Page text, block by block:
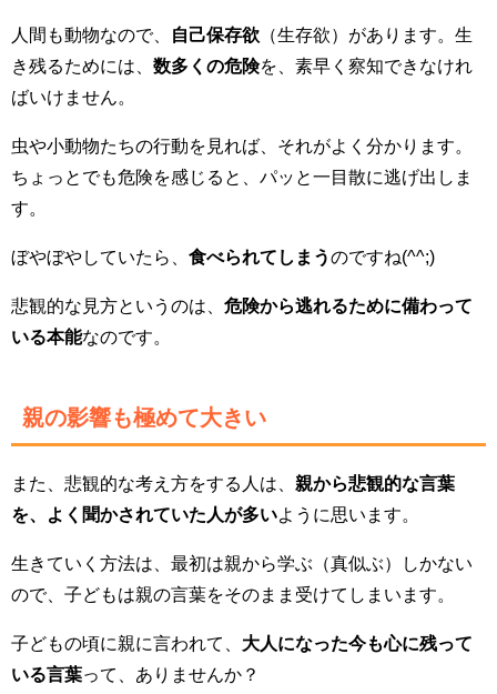
人間も動物なので、 自己保存欲 （生存欲）があります。生
き残るためには、 数多くの危険を、素早く察知できなけれ
ばいけません。
虫や小動物たちの行動を見れば、それがよく分かります。
ちょっとでも危険を感じると、パッと一目散に逃げ出しま
す。
ぼやぼやしていたら、 食べられてしまうのですね(^^;)
悲観的な見方というのは、 危険から逃れるために備わって
いる本能なのです。
親の影響も極めて大きい
また、悲観的な考え方をする人は、 親から悲観的な言葉
を、よく聞かされていた人が多いように思います。
生きていく方法は、最初は親から学ぶ（真似ぶ）しかない
ので、子どもは親の言葉をそのまま受けてしまいます。
子どもの頃に親に言われて、 大人になった今も心に残って
いる言葉って、ありませんか？